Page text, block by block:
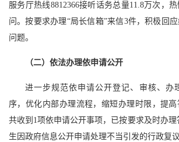
服务厅热线8812366接听话务总量11.8万次，
问。按要求办理“局长信箱”来信3件，积极回
问题。
（二）依法办理依申请公开
进一步规范依申请公开登记、审核、办
序，优化内部办理流程，缩短办理时限，提高
共收到1项依申请公开事项，已按要求及时办
生因政府信息公开申请处理不当引发的行政复议